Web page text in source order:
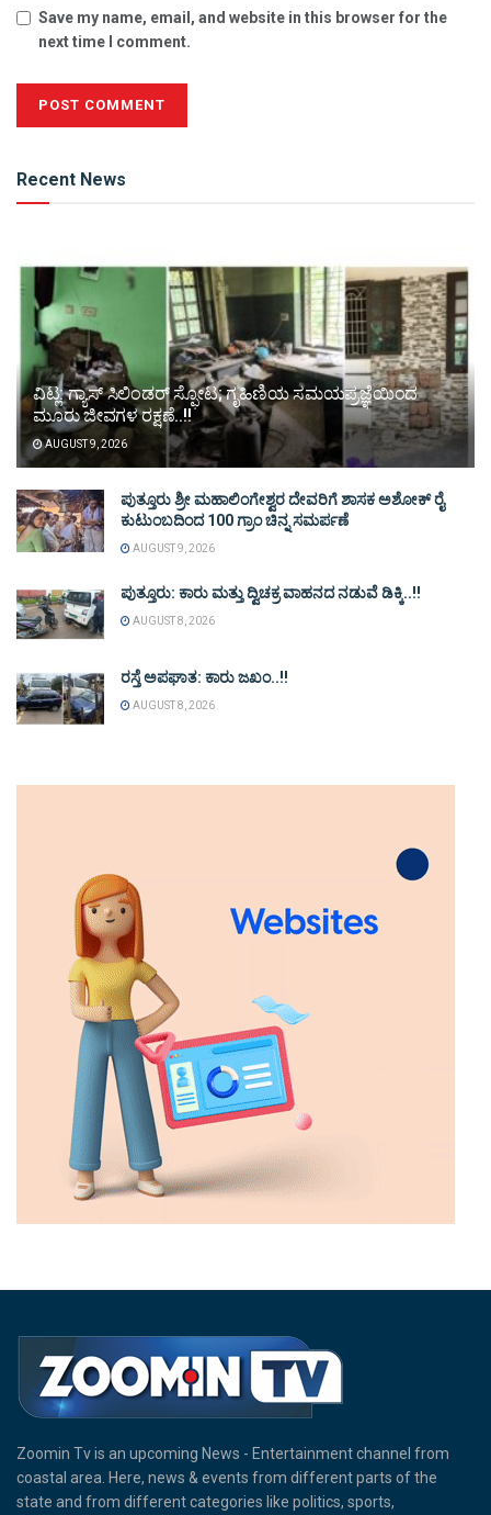
Save my name, email, and website in this browser for the
next time I comment.
Recent News
ವಿಟ್ಲ: ಗ್ಯಾಸ್ ಸಿಲಿಂಡರ್ ಸ್ಫೋಟ; ಗೃಹಿಣಿಯ ಸಮಯಪ್ರಜ್ಞೆಯಿಂದ
ಮೂರು ಜೀವಗಳ ರಕ್ಷಣೆ..!!
AUGUST 9, 2026
ಪುತ್ತೂರು ಶ್ರೀ ಮಹಾಲಿಂಗೇಶ್ವರ ದೇವರಿಗೆ ಶಾಸಕ ಅಶೋಕ್ ರೈ
ಕುಟುಂಬದಿಂದ 100 ಗ್ರಾಂ ಚಿನ್ನ ಸಮರ್ಪಣೆ
AUGUST 9, 2026
ಪುತ್ತೂರು: ಕಾರು ಮತ್ತು ದ್ವಿಚಕ್ರ ವಾಹನದ ನಡುವೆ ಡಿಕ್ಕಿ..!!
AUGUST 8, 2026
ರಸ್ತೆ ಅಪಘಾತ: ಕಾರು ಜಖಂ..!!
AUGUST 8, 2026
Zoomin Tv is an upcoming News - Entertainment channel from
coastal area. Here, news & events from different parts of the
state and from different categories like politics, sports,